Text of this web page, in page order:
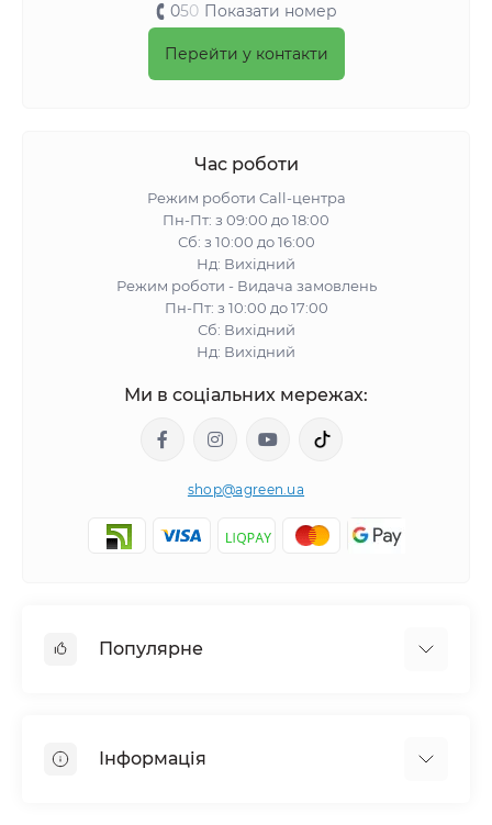
050 Показати номер
Перейти у контакти
Час роботи
Режим роботи Call-центра
Пн-Пт: з 09:00 до 18:00
Сб: з 10:00 до 16:00
Нд: Вихідний
Режим роботи - Видача замовлень
Пн-Пт: з 10:00 до 17:00
Сб: Вихідний
Нд: Вихідний
Ми в соціальних мережах:
shop@agreen.ua
Популярне
Сітка шпалерна
Інформація